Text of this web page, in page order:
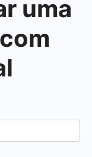
uma